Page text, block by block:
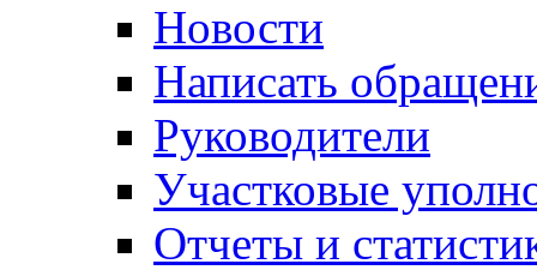
Новости
Написать
Руководители
Участковые
Отчеты и